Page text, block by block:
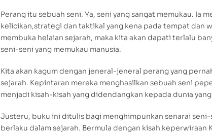
Perang itu sebuah seni. Ya, seni yang sangat memukau. Ia
kelicikan,strategi dan taktikal yang kena pada tempat dan
membuka helaian sejarah, maka kita akan dapati terlalu
seni-seni yang memukau manusia.
Kita akan kagum dengan jeneral-jeneral perang yang
sejarah. Kepintaran mereka menghasilkan sebuah seni
menjadi kisah-kisah yang didendangkan kepada dunia
Justeru, buku ini ditulis bagi menghimpunkan senarai
berlaku dalam sejarah. Bermula dengan kisah keperwiraan